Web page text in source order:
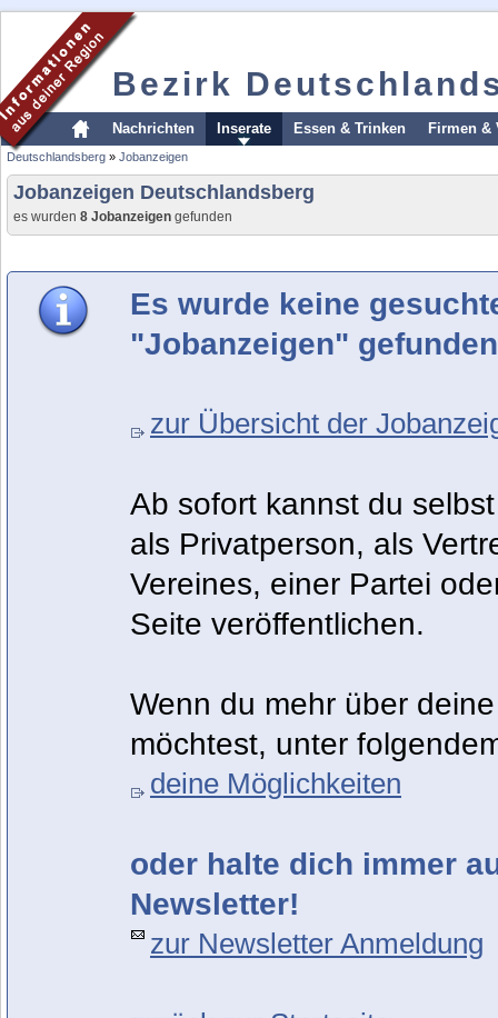
Bezirk
Nachrichten Inserate Essen & Trinken Firmen &
Deutschlandsberg » Jobanzeigen
Jobanzeigen Deutschlandsberg
es wurden 8 Jobanzeigen gefunden
Es wurde keine
"Jobanzeigen"
zur Übersicht der
Ab sofort kannst du
als Privatperson, als
Vereines, einer Partei
Seite veröffentlichen.
Wenn du mehr über
möchtest, unter
deine Möglichkeiten
oder halte dich immer
Newsletter!
zur Newsletter Anmeldung